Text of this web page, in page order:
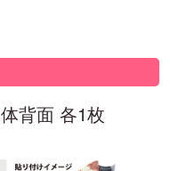
背面 各1枚